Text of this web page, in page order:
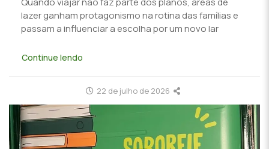
lazer ganham protagonismo na rotina das famílias e
passam a influenciar a escolha por um novo lar
Continue lendo
22 de julho de 2026